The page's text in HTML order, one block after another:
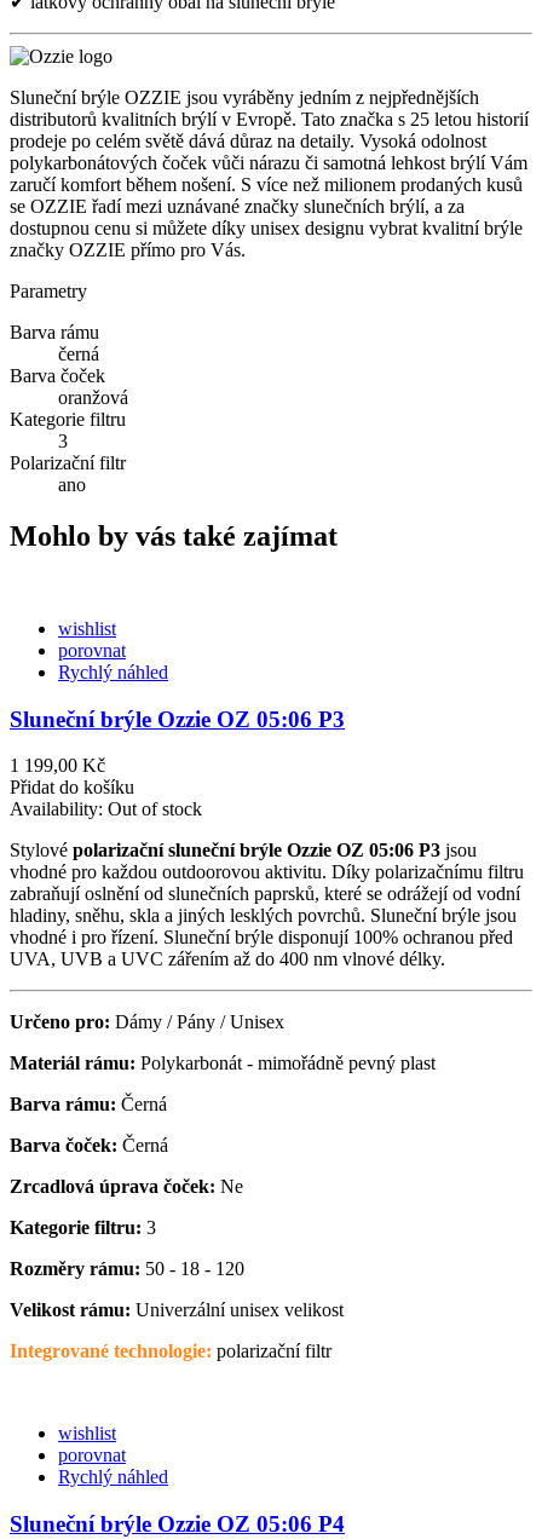
Sluneční brýle OZZIE jsou vyráběny jedním z nejpřednějších
distributorů kvalitních brýlí v Evropě. Tato značka s 25 letou historií
prodeje po celém světě dává důraz na detaily. Vysoká odolnost
polykarbonátových čoček vůči nárazu či samotná lehkost brýlí Vám
zaručí komfort během nošení. S více než milionem prodaných kusů
se OZZIE řadí mezi uznávané značky slunečních brýlí, a za
dostupnou cenu si můžete díky unisex designu vybrat kvalitní brýle
značky OZZIE přímo pro Vás.
Parametry
Barva rámu
černá
Barva čoček
oranžová
Kategorie filtru
3
Polarizační filtr
ano
Mohlo by vás také zajímat
wishlist
porovnat
Rychlý náhled
Sluneční brýle Ozzie OZ 05:06 P3
1 199,00 Kč
Přidat do košíku
Availability: Out of stock
Stylové polarizační sluneční brýle Ozzie OZ 05:06 P3 jsou
vhodné pro každou outdoorovou aktivitu. Díky polarizačnímu filtru
zabraňují oslnění od slunečních paprsků, které se odrážejí od vodní
hladiny, sněhu, skla a jiných lesklých povrchů. Sluneční brýle jsou
vhodné i pro řízení. Sluneční brýle disponují 100% ochranou před
UVA, UVB a UVC zářením až do 400 nm vlnové délky.
Určeno pro: Dámy / Pány / Unisex
Materiál rámu: Polykarbonát - mimořádně pevný plast
Barva rámu: Černá
Barva čoček: Černá
Zrcadlová úprava čoček: Ne
Kategorie filtru: 3
Rozměry rámu: 50 - 18 - 120
Velikost rámu: Univerzální unisex velikost
Integrované technologie: polarizační filtr
wishlist
porovnat
Rychlý náhled
Sluneční brýle Ozzie OZ 05:06 P4